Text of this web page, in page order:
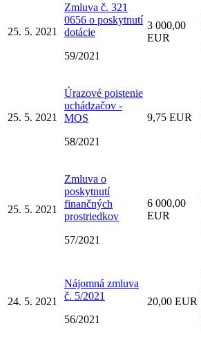
25. 5. 2021
Zmluva č. 321
0656 o poskytnutí
dotácie
59/2021
3 000,00
EUR
25. 5. 2021
Úrazové poistenie
uchádzačov -
MOS
58/2021
9,75 EUR
25. 5. 2021
Zmluva o
poskytnutí
finančných
prostriedkov
57/2021
6 000,00
EUR
24. 5. 2021
Nájomná zmluva
č. 5/2021
56/2021
20,00 EUR